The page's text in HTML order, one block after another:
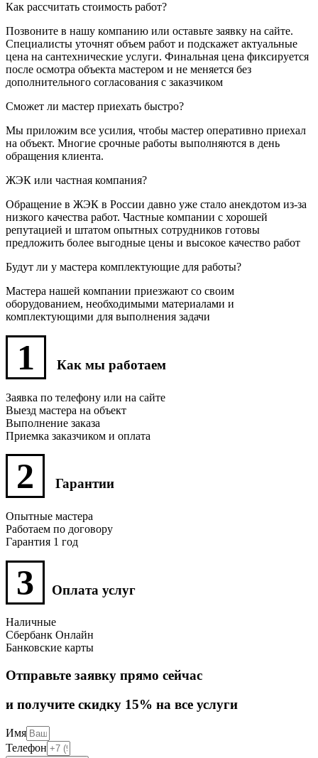
Как рассчитать стоимость работ?
Позвоните в нашу компанию или оставьте заявку на сайте.
Специалисты уточнят объем работ и подскажет актуальные
цена на сантехнические услуги. Финальная цена фиксируется
после осмотра объекта мастером и не меняется без
дополнительного согласования с заказчиком
Сможет ли мастер приехать быстро?
Мы приложим все усилия, чтобы мастер оперативно приехал
на объект. Многие срочные работы выполняются в день
обращения клиента.
ЖЭК или частная компания?
Обращение в ЖЭК в России давно уже стало анекдотом из-за
низкого качества работ. Частные компании с хорошей
репутацией и штатом опытных сотрудников готовы
предложить более выгодные цены и высокое качество работ
Будут ли у мастера комплектующие для работы?
Мастера нашей компании приезжают со своим
оборудованием, необходимыми материалами и
комплектующими для выполнения задачи
1 Как мы работаем
Заявка по телефону или на сайте
Выезд мастера на объект
Выполнение заказа
Приемка заказчиком и оплата
2 Гарантии
Опытные мастера
Работаем по договору
Гарантия 1 год
3 Оплата услуг
Наличные
Сбербанк Онлайн
Банковские карты
Отправьте заявку прямо сейчас
и получите скидку 15% на все услуги
Имя
Телефон